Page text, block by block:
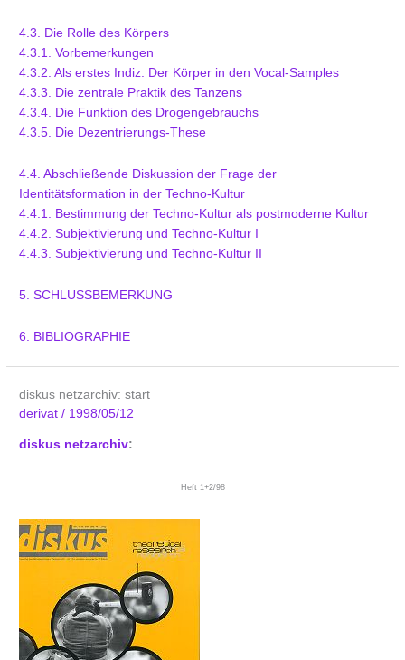
4.3. Die Rolle des Körpers
4.3.1. Vorbemerkungen
4.3.2. Als erstes Indiz: Der Körper in den Vocal-Samples
4.3.3. Die zentrale Praktik des Tanzens
4.3.4. Die Funktion des Drogengebrauchs
4.3.5. Die Dezentrierungs-These
4.4. Abschließende Diskussion der Frage der
Identitätsformation in der Techno-Kultur
4.4.1. Bestimmung der Techno-Kultur als postmoderne Kultur
4.4.2. Subjektivierung und Techno-Kultur I
4.4.3. Subjektivierung und Techno-Kultur II
5. SCHLUSSBEMERKUNG
6. BIBLIOGRAPHIE
diskus netzarchiv: start
derivat/ 1998/05/12
diskus netzarchiv:
Heft 1+2/98